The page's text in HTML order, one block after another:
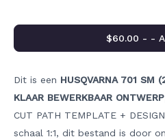
Dit is een HUSQVARNA 701 SM
KLAAR BEWERKBAAR ONTWERP
CUT PATH TEMPLATE +
schaal 1:1, dit bestand is door
$60.00 - -